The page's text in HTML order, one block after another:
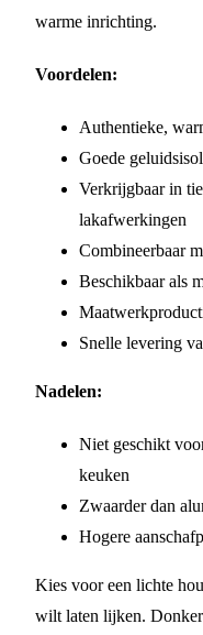
warme inrichting.
Voordelen:
Authentieke,
Goede
Verkrijgbaar in
lakafwerkingen
Combineerbaar
Beschikbaar als
Snelle levering
Nadelen:
Niet geschikt
keuken
Zwaarder dan
Hogere
Kies voor een lichte
wilt laten lijken.